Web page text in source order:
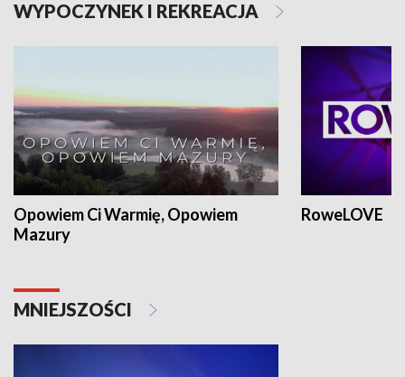
WYPOCZYNEK I REKREACJA
Opowiem Ci Warmię, Opowiem
Mazury
RoweLOVE
MNIEJSZOŚCI